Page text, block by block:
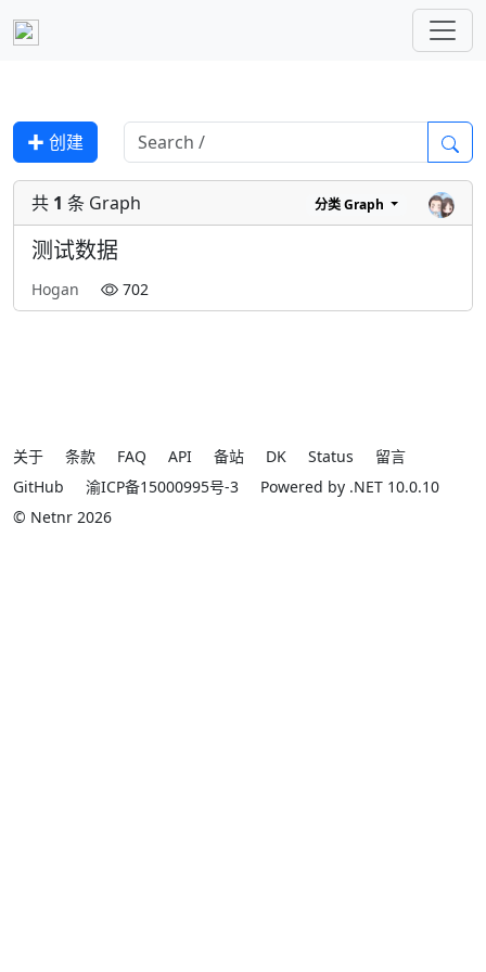
✚ 创建
共 1 条 Graph 分类Graph
测试数据
Hogan 702
关于 条款 FAQ API 备站 DK Status
留言
GitHub
渝ICP备15000995号-3
Powered by .NET 10.0.10
© Netnr 2026